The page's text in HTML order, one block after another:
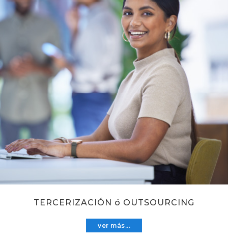
TERCERIZACIÓN ó OUTSOURCING
ver más...